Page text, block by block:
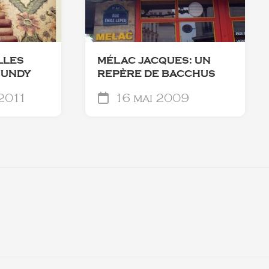
MÉLAC JACQUES: UN
REPÈRE DE BACCHUS
16 mai 2009